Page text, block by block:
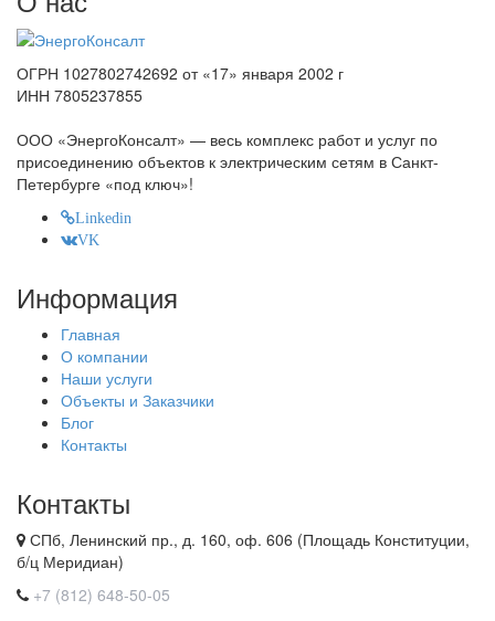
ОГРН 1027802742692 от «17» января 2002 г
ИНН 7805237855
ООО «ЭнергоКонсалт» — весь комплекс работ и услуг по
присоединению объектов к электрическим сетям в Санкт-
Петербурге «под ключ»!
Linkedin
VK
Информация
Главная
О компании
Наши услуги
Объекты и Заказчики
Блог
Контакты
Контакты
СПб, Ленинский пр., д. 160, оф. 606 (Площадь Конституции,
б/ц Меридиан)
+7 (812) 648-50-05